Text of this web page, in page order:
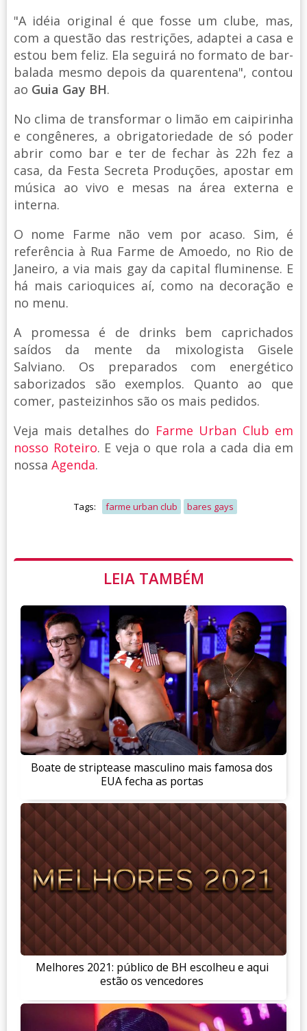
"A idéia original é que fosse um clube, mas,
com a questão das restrições, adaptei a casa e
estou bem feliz. Ela seguirá no formato de bar-
balada mesmo depois da quarentena", contou
ao Guia Gay BH.
No clima de transformar o limão em caipirinha
e congêneres, a obrigatoriedade de só poder
abrir como bar e ter de fechar às 22h fez a
casa, da Festa Secreta Produções, apostar em
música ao vivo e mesas na área externa e
interna.
O nome Farme não vem por acaso. Sim, é
referência à Rua Farme de Amoedo, no Rio de
Janeiro, a via mais gay da capital fluminense. E
há mais carioquices aí, como na decoração e
no menu.
A promessa é de drinks bem caprichados
saídos da mente da mixologista Gisele
Salviano. Os preparados com energético
saborizados são exemplos. Quanto ao que
comer, pasteizinhos são os mais pedidos.
Veja mais detalhes do Farme Urban Club em
nosso Roteiro. E veja o que rola a cada dia em
nossa Agenda.
Tags: farme urban club bares gays
LEIA TAMBÉM
Boate de striptease masculino mais famosa dos
EUA fecha as portas
Melhores 2021: público de BH escolheu e aqui
estão os vencedores